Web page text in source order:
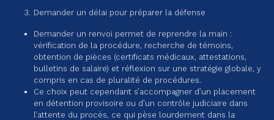
Demander un délai pour préparer la défense
Demander un renvoi permet de reprendre la main :
vérification de la procédure, recherche de témoins,
obtention de pièces (certificats médicaux, attestations,
bulletins de salaire) et réflexion sur une stratégie globale, y
compris en cas de pluralité de procédures.
Ce choix peut cependant s’accompagner d’un placement
en détention provisoire ou d’un contrôle judiciaire dans
l’attente du procès, ce qui pèse lourdement dans la